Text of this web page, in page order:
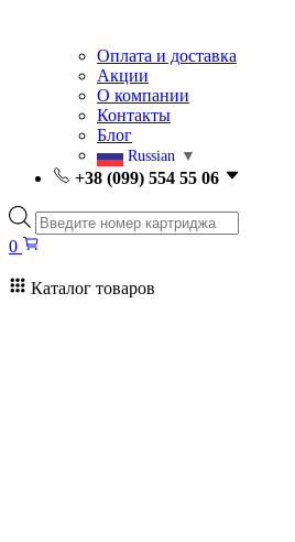
Оплата и доставка
Акции
О компании
Контакты
Блог
Russian ▼
+38 (099) 554 55 06
Поиск
товаров
0
Каталог товаров